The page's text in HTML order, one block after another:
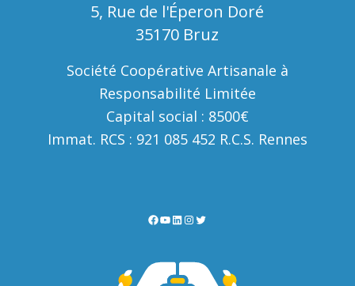
5, Rue de l'Éperon Doré
35170 Bruz
Société Coopérative Artisanale à
Responsabilité Limitée
Capital social : 8500€
Immat. RCS : 921 085 452 R.C.S. Rennes
Facebook
YouTube
LinkedIn
Instagram
Twitter